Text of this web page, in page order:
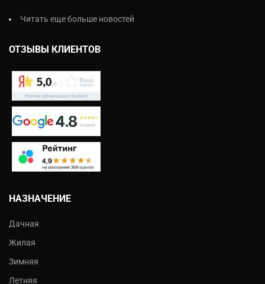
Читать еще больше новостей
ОТЗЫВЫ КЛИЕНТОВ
НАЗНАЧЕНИЕ
Дачная
Жилая
Зимняя
Летняя